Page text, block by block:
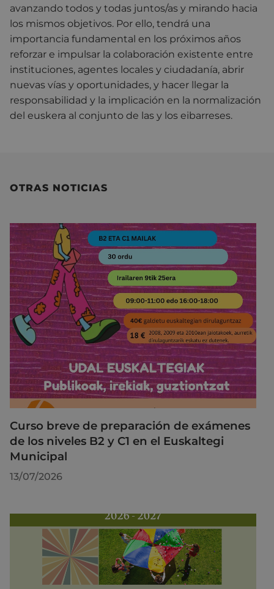
avanzando todos y todas juntos/as y mirando hacia
los mismos objetivos. Por ello, tendrá una
importancia fundamental en los próximos años
reforzar e impulsar la colaboración existente entre
instituciones, agentes locales y ciudadanía, abrir
nuevas vías y oportunidades, y hacer llegar la
responsabilidad y la implicación en la normalización
del euskera al conjunto de las y los eibarreses.
OTRAS NOTICIAS
Curso breve de preparación de exámenes
de los niveles B2 y C1 en el Euskaltegi
Municipal
13/07/2026